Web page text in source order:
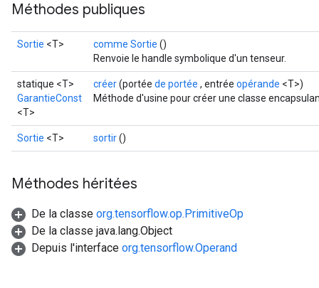
Méthodes publiques
Sortie <T> comme Sortie ()
Renvoie le handle symbolique d'un tenseur.
statique <T>
GarantieConst
<T>
créer(portée de portée , entrée opérande <T>)
Méthode d'usine pour créer une classe
Sortie <T> sortir()
Méthodes héritées
De la classe org.tensorflow.op.PrimitiveOp
De la classe java.lang.Object
Depuis l'interface org.tensorflow.Operand